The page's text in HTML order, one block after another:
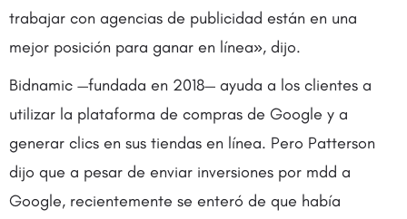
trabajar con agencias de publicidad están en una
mejor posición para ganar en línea», dijo.
Bidnamic —fundada en 2018— ayuda a los clientes a
utilizar la plataforma de compras de Google y a
generar clics en sus tiendas en línea. Pero Patterson
dijo que a pesar de enviar inversiones por mdd a
Google, recientemente se enteró de que había